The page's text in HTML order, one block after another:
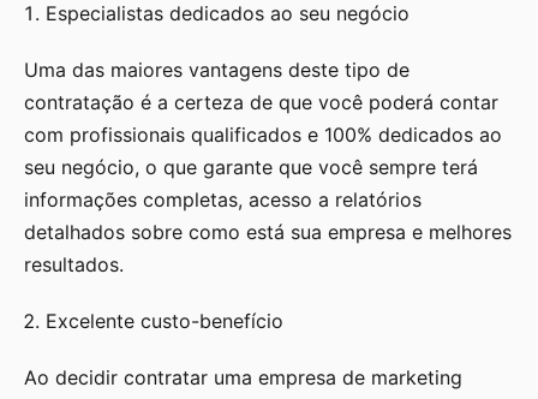
Especialistas dedicados ao seu negócio
Uma das maiores vantagens deste tipo de
contratação é a certeza de que você poderá contar
com profissionais qualificados e 100% dedicados ao
seu negócio, o que garante que você sempre terá
informações completas, acesso a relatórios
detalhados sobre como está sua empresa e melhores
resultados.
Excelente custo-benefício
Ao decidir contratar uma empresa de marketing